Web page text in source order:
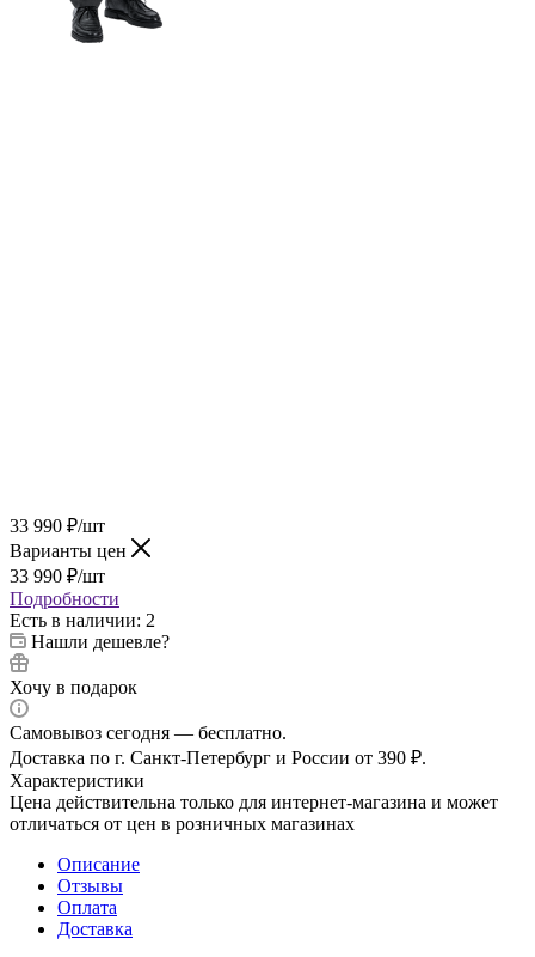
33 990 ₽/шт
Варианты цен
33 990 ₽/шт
Подробности
Есть в наличии: 2
Нашли дешевле?
Хочу в подарок
Самовывоз сегодня — бесплатно.
Доставка по г. Санкт-Петербург и России от 390 ₽.
Характеристики
Цена действительна только для интернет-магазина и может
отличаться от цен в розничных магазинах
Описание
Отзывы
Оплата
Доставка